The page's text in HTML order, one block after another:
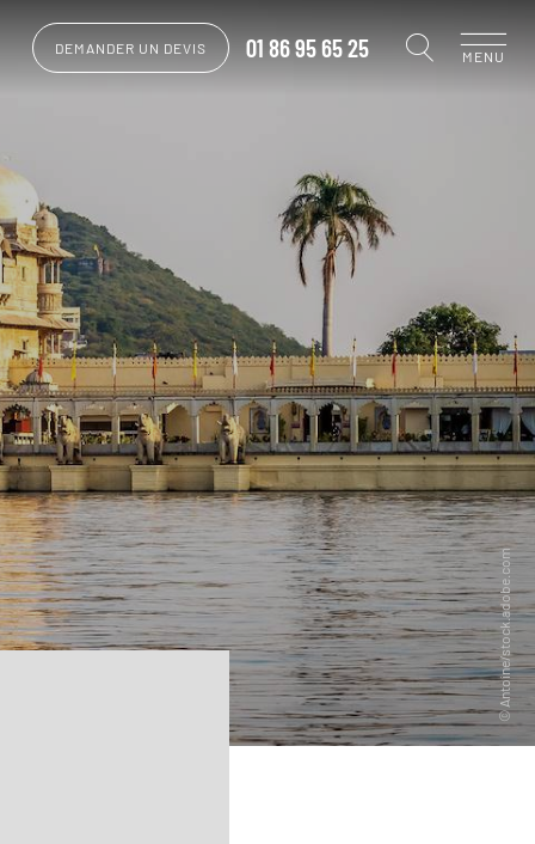
DEMANDER UN DEVIS 01 86 95 65 25 MENU